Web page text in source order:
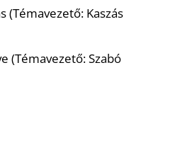
(Témavezető: Kaszás
(Témavezető: Szabó